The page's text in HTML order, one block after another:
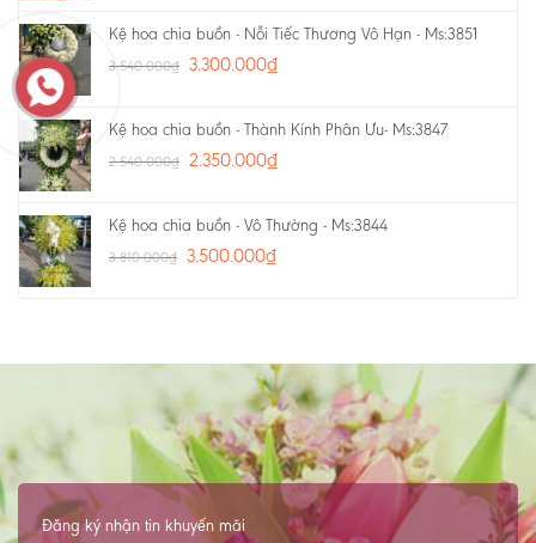
Kệ hoa chia buồn - Nỗi Tiếc Thương Vô Hạn - Ms:3851
3.540.000₫ 3.300.000₫
Kệ hoa chia buồn - Thành Kính Phân Ưu- Ms:3847
2.540.000₫ 2.350.000₫
Kệ hoa chia buồn - Vô Thường - Ms:3844
3.810.000₫ 3.500.000₫
Đăng ký nhận tin khuyến mãi